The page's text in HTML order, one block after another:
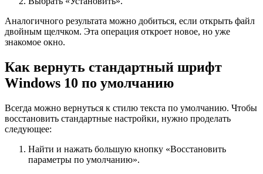
Аналогичного результата можно добиться, если открыть файл
двойным щелчком. Эта операция откроет новое, но уже
знакомое окно.
Как вернуть стандартный шрифт
Windows 10 по умолчанию
Всегда можно вернуться к стилю текста по умолчанию. Чтобы
восстановить стандартные настройки, нужно проделать
следующее:
Найти и нажать большую кнопку «Восстановить
параметры по умолчанию».